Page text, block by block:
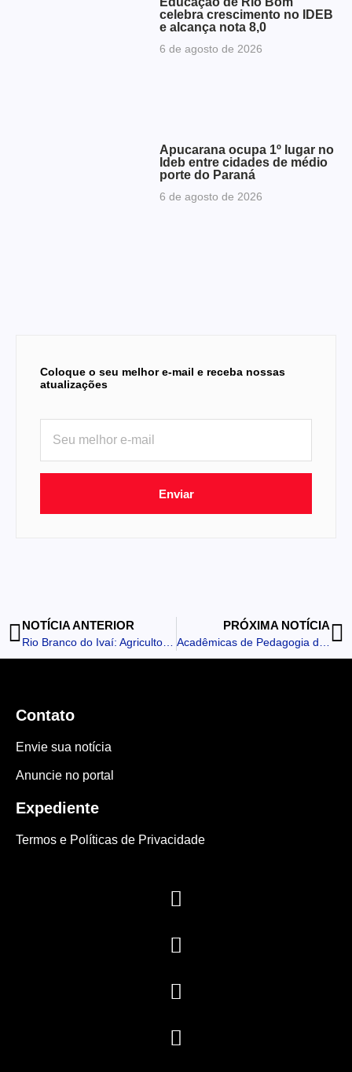
celebra crescimento no IDEB
e alcança nota 8,0
6 de agosto de 2026
Apucarana ocupa 1º lugar no
Ideb entre cidades de médio
porte do Paraná
6 de agosto de 2026
Coloque o seu melhor e-mail e receba nossas
atualizações
Enviar
NOTÍCIA ANTERIOR
Rio Branco do Ivaí: Agricultor denuncia ameaças de vizinho e evita frequentar a própria propriedade
PRÓXIMA NOTÍCIA
Acadêmicas de Pedagogia da Fatec Ivaiporã criam aplicativo e tabuleiro para ensinar sustentabilidade
Contato
Envie sua notícia
Anuncie no portal
Expediente
Termos e Políticas de Privacidade